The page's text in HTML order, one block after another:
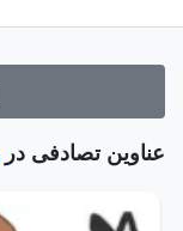
عناوین تصادفی در